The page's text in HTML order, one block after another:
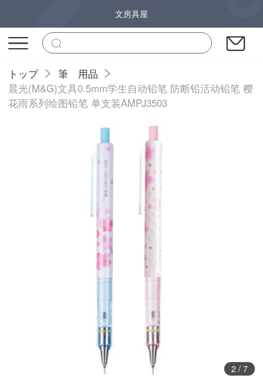
文房具屋
トップ
筆 用品
晨光(M&G)文具0.5mm学生自动铅笔 防断铅活动铅笔 樱
花雨系列绘图铅笔 单支装AMPJ3503
3/ 7